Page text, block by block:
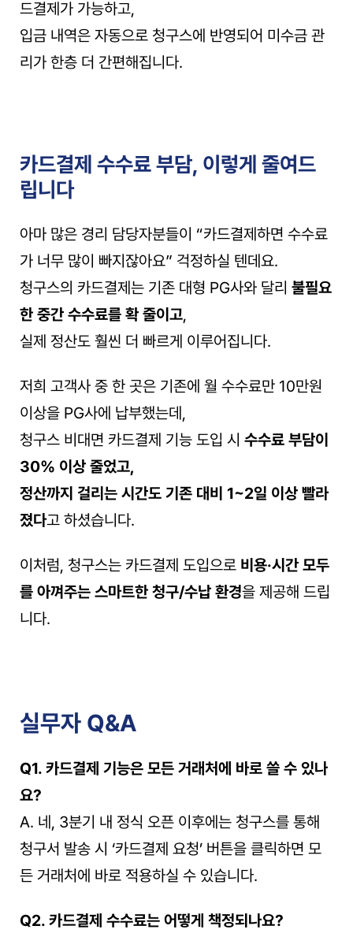
드결제가 가능하고,
입금 내역은 자동으로 청구스에 반영되어 미수금 관
리가 한층 더 간편해집니다.
카드결제 수수료 부담, 이렇게 줄여드
립니다
아마 많은 경리 담당자분들이 “카드결제하면 수수료
가 너무 많이 빠지잖아요” 걱정하실 텐데요.
청구스의 카드결제는 기존 대형 PG사와 달리 불필요
한 중간 수수료를 확 줄이고,
실제 정산도 훨씬 더 빠르게 이루어집니다.
저희 고객사 중 한 곳은 기존에 월 수수료만 10만원
이상을 PG사에 납부했는데,
청구스 비대면 카드결제 기능 도입 시 수수료 부담이
30% 이상 줄었고,
정산까지 걸리는 시간도 기존 대비 1~2일 이상 빨라
졌다고 하셨습니다.
이처럼, 청구스는 카드결제 도입으로 비용·시간 모두
를 아껴주는 스마트한 청구/수납 환경을 제공해 드립
니다.
실무자 Q&A
Q1. 카드결제 기능은 모든 거래처에 바로 쓸 수 있나
요?
A. 네, 3분기 내 정식 오픈 이후에는 청구스를 통해
청구서 발송 시 ‘카드결제 요청’ 버튼을 클릭하면 모
든 거래처에 바로 적용하실 수 있습니다.
Q2. 카드결제 수수료는 어떻게 책정되나요?